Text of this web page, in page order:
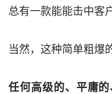
总有一款能能击中客
当然，这种简单粗爆
任何高级的、平庸